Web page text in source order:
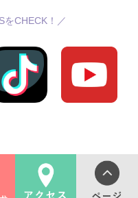
をCHECK！／